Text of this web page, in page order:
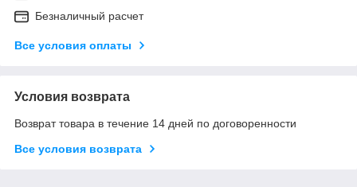
Безналичный расчет
Все условия оплаты
Условия возврата
Возврат товара в течение 14 дней по договоренности
Все условия возврата